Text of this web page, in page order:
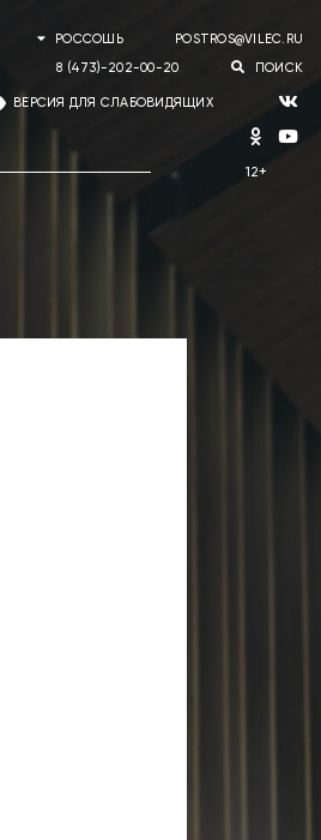
РОССОШЬ POSTROS@VILEC.RU
8 (473)-202-00-20 ПОИСК
ВЕРСИЯ ДЛЯ СЛАБОВИДЯЩИХ